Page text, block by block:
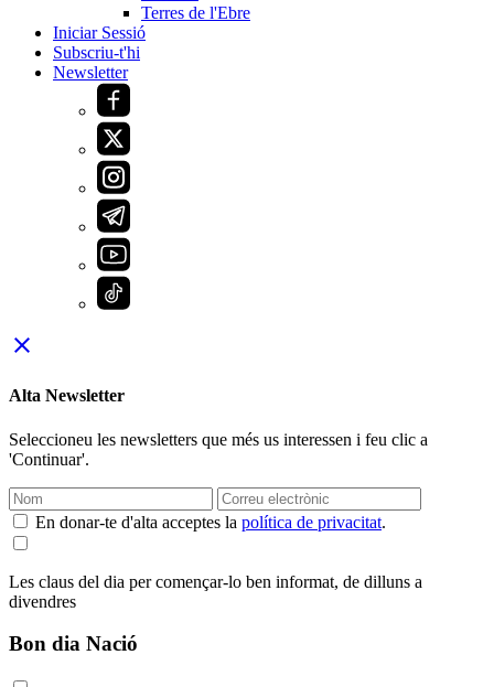
Terres de l'Ebre
Iniciar Sessió
Subscriu-t'hi
Newsletter
close
Alta Newsletter
Seleccioneu les newsletters que més us interessen i feu clic a
'Continuar'.
En donar-te d'alta acceptes la política de privacitat.
Les claus del dia per començar-lo ben informat, de dilluns a
divendres
Bon dia Nació